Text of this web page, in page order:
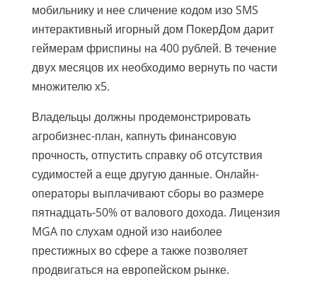
мобильнику и нее сличение кодом изо SMS
интерактивный игорный дом ПокерДом дарит
геймерам фриспины на 400 рублей. В течение
двух месяцов их необходимо вернуть по части
множителю х5.
Владельцы должны продемонстрировать
агробизнес-план, капнуть финансовую
прочность, отпустить справку об отсутствия
судимостей а еще другую данные. Онлайн-
операторы выплачивают сборы во размере
пятнадцать-50% от валового дохода. Лицензия
MGA по слухам одной изо наиболее
престижных во сфере а также позволяет
продвигаться на европейском рынке.